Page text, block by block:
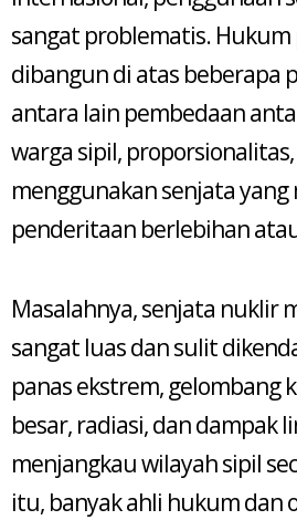
sangat problematis.
dibangun di atas beberapa
antara lain pembedaan
warga sipil,
menggunakan senjata
penderitaan berlebihan
Masalahnya, senjata nuklir
sangat luas dan sulit
panas ekstrem, gelombang
besar, radiasi, dan dampak
menjangkau wilayah sipil
itu, banyak ahli hukum dan